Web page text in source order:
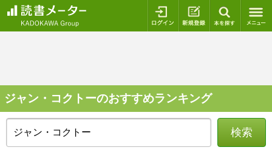
ログイン 新規登録
ジャン・コクトーのおすすめランキング
検索